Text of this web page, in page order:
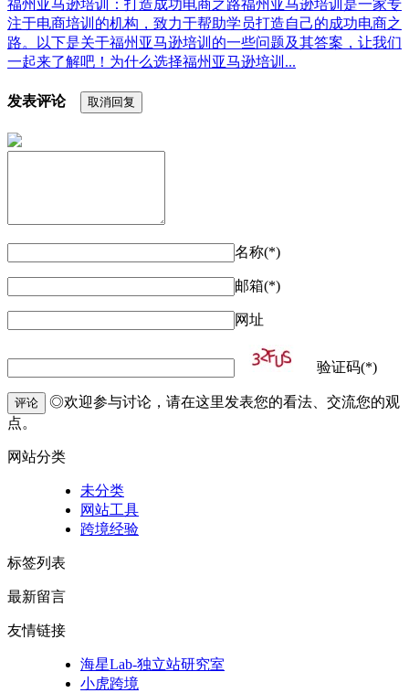
福州亚马逊培训：打造成功电商之路福州亚马逊培训是一家专
注于电商培训的机构，致力于帮助学员打造自己的成功电商之
路。以下是关于福州亚马逊培训的一些问题及其答案，让我们
一起来了解吧！为什么选择福州亚马逊培训...
发表评论 取消回复
名称(*)
邮箱(*)
网址
验证码(*)
评论
◎欢迎参与讨论，请在这里发表您的看法、交流您的观
点。
网站分类
未分类
网站工具
跨境经验
标签列表
最新留言
友情链接
海星Lab-独立站研究室
小虎跨境